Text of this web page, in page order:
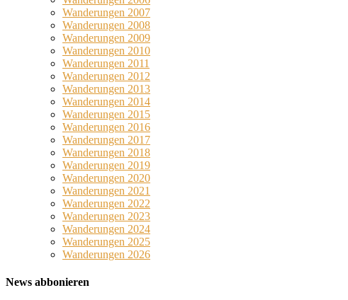
Wanderungen 2007
Wanderungen 2008
Wanderungen 2009
Wanderungen 2010
Wanderungen 2011
Wanderungen 2012
Wanderungen 2013
Wanderungen 2014
Wanderungen 2015
Wanderungen 2016
Wanderungen 2017
Wanderungen 2018
Wanderungen 2019
Wanderungen 2020
Wanderungen 2021
Wanderungen 2022
Wanderungen 2023
Wanderungen 2024
Wanderungen 2025
Wanderungen 2026
News abbonieren